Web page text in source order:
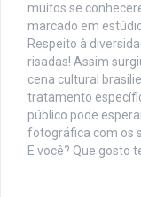
muitos se
marcado em
Respeito à
risadas! Assim
cena cultural
tratamento
público pode
fotográfica com os
E você? Que gosto